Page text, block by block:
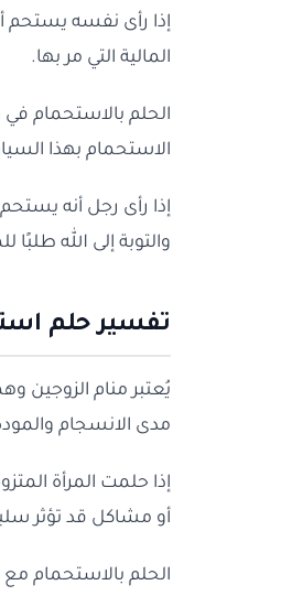
إذا رأى نفسه يستحم
المالية التي مر بها.
الحلم بالاستحمام في
الاستحمام بهذا
إذا رأى رجل أنه
والتوبة إلى الله طلبًا
تفسير حلم
يُعتبر منام الزوجين
مدى الانسجام
إذا حلمت المرأة
أو مشاكل قد تؤثر
الحلم بالاستحمام